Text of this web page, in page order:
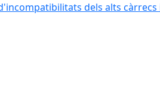
dels alts